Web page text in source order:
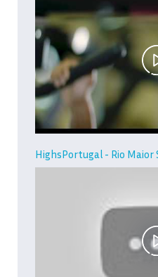
HighsPortugal - Rio Maior